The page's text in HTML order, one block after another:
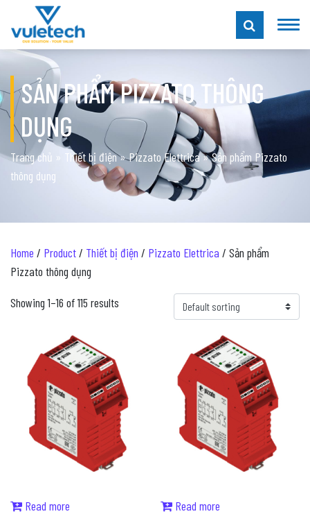
SẢN PHẨM PIZZATO THÔNG
DỤNG
Trang chủ » Thiết bị điện»Pizzato Elettrica»Sản phẩm Pizzato
thông dụng
Home / Product/ Thiết bị điện / Pizzato Elettrica / Sản phẩm
Pizzato thông dụng
Showing 1–16 of 115 results
Read more
Read more